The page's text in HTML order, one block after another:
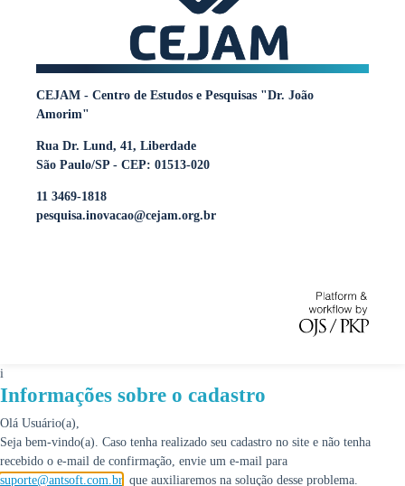
CEJAM - Centro de Estudos e Pesquisas "Dr. João
Amorim"
Rua Dr. Lund, 41, Liberdade
São Paulo/SP - CEP: 01513-020
11 3469-1818
pesquisa.inovacao@cejam.org.br
i
Informações sobre o cadastro
Olá Usuário(a),
Seja bem-vindo(a). Caso tenha realizado seu cadastro no site e não tenha
recebido o e-mail de confirmação, envie um e-mail para
suporte@antsoft.com.br , que auxiliaremos na solução desse problema.